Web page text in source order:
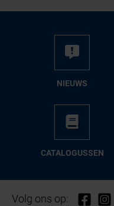
NIEUWS
CA­TA­LO­GUS­SEN
Volg ons op: